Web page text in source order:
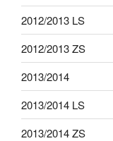
2012/2013 LS
2012/2013 ZS
2013/2014
2013/2014 LS
2013/2014 ZS